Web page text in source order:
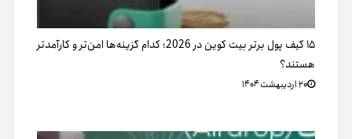
۱۵ کیف پول برتر بیت کوین در 2026؛ کدام گزینه‌ها امن‌تر و کارآمدتر
هستند؟
۲۰ اردیبهشت ۱۴۰۴